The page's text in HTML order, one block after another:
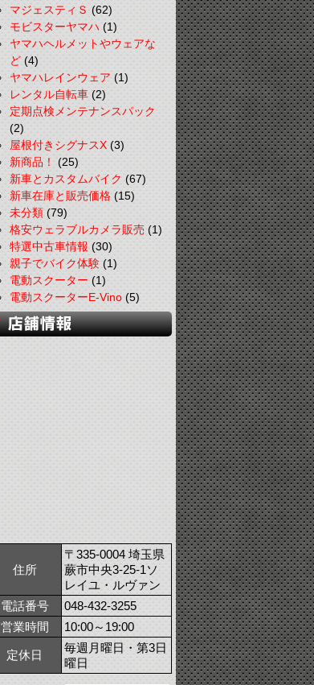
マジェスティＳ(62)
モビスターヤマハ(1)
ヤマハヘルメットやウェアな
ど(4)
ヤマハレインウェア(1)
レンタル自転車(2)
定期点検メンテナンスパック
(2)
屋根付きシグナスX(3)
新商品！(25)
新車とカスタムバイク(67)
新車在庫と販売価格(15)
未分類(79)
格安ウェラブルカメラ販売(1)
特選中古車情報(30)
親子でバイク体験(1)
電動スクーター(1)
電動スクーターE-Vino(5)
住所
〒335-0004 埼玉県
蕨市中央3-25-1ソ
レイユ・ルヴァン
電話番号
048-432-3255
営業時間
10:00～19:00
定休日
毎週月曜日・第3日
曜日